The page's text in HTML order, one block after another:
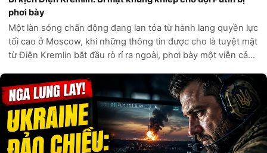
phơi bày
Một làn sóng chấn động đang lan tỏa từ hành lang quyền lực
tối cao ở Moscow, khi những thông tin được cho là tuyệt mật
từ Điện Kremlin bắt đầu rò rỉ ra ngoài, phơi bày một viễn cảnh
Tây từng đư...